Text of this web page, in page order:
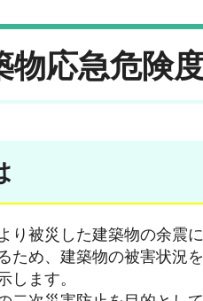
物応急危険
り被災した建築物の余震
ため、建築物の被害状況
します。